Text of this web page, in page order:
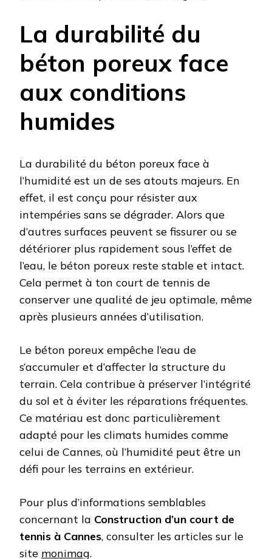
La durabilité du
béton poreux face
aux conditions
humides
La durabilité du béton poreux face à
l’humidité est un de ses atouts majeurs. En
effet, il est conçu pour résister aux
intempéries sans se dégrader. Alors que
d’autres surfaces peuvent se fissurer ou se
détériorer plus rapidement sous l’effet de
l’eau, le béton poreux reste stable et intact.
Cela permet à ton court de tennis de
conserver une qualité de jeu optimale, même
après plusieurs années d’utilisation.
Le béton poreux empêche l’eau de
s’accumuler et d’affecter la structure du
terrain. Cela contribue à préserver l’intégrité
du sol et à éviter les réparations fréquentes.
Ce matériau est donc particulièrement
adapté pour les climats humides comme
celui de Cannes, où l’humidité peut être un
défi pour les terrains en extérieur.
Pour plus d’informations semblables
concernant la Construction d’un court de
tennis à Cannes, consulter les articles sur le
site monimag.